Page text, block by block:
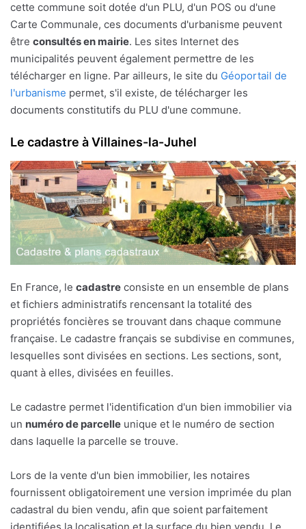
cette commune soit dotée d'un PLU, d'un POS ou d'une
Carte Communale, ces documents d'urbanisme peuvent
être consultés en mairie. Les sites Internet des
municipalités peuvent également permettre de les
télécharger en ligne. Par ailleurs, le site du Géoportail de
l'urbanisme permet, s'il existe, de télécharger les
documents constitutifs du PLU d'une commune.
Le cadastre à Villaines-la-Juhel
En France, le cadastre consiste en un ensemble de plans
et fichiers administratifs rencensant la totalité des
propriétés foncières se trouvant dans chaque commune
française. Le cadastre français se subdivise en communes,
lesquelles sont divisées en sections. Les sections, sont,
quant à elles, divisées en feuilles.
Le cadastre permet l'identification d'un bien immobilier via
un numéro de parcelle unique et le numéro de section
dans laquelle la parcelle se trouve.
Lors de la vente d'un bien immobilier, les notaires
fournissent obligatoirement une version imprimée du plan
cadastral du bien vendu, afin que soient parfaitement